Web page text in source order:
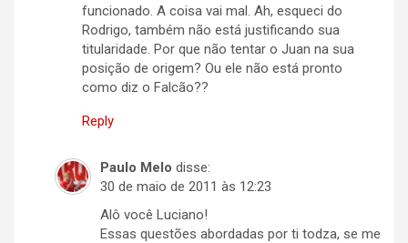
funcionado. A coisa vai mal. Ah, esqueci do
Rodrigo, também não está justificando sua
titularidade. Por que não tentar o Juan na sua
posição de origem? Ou ele não está pronto
como diz o Falcão??
Reply
Paulo Melo disse:
30 de maio de 2011 às 12:23
Alô você Luciano!
Essas questões abordadas por ti todza, se me